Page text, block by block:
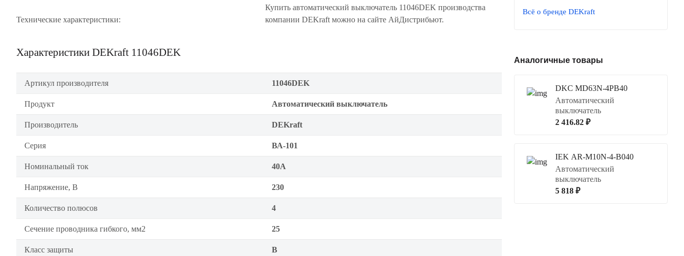
Технические характеристики:
Купить автоматический выключатель 11046DEK производства
компании DEKraft можно на сайте АйДистрибьют.
Характеристики DEKraft 11046DEK
Артикул производителя 11046DEK
Продукт Автоматический выключатель
Производитель DEKraft
Серия ВА-101
Номинальный ток 40А
Напряжение, В 230
Количество полюсов 4
Сечение проводника гибкого, мм2 25
Класс защиты B
Всё о бренде DEKraft
Аналогичные товары
DKC MD63N-4PB40
Автоматический
выключатель
2 416.82 ₽
IEK AR-M10N-4-B040
Автоматический
выключатель
5 818 ₽